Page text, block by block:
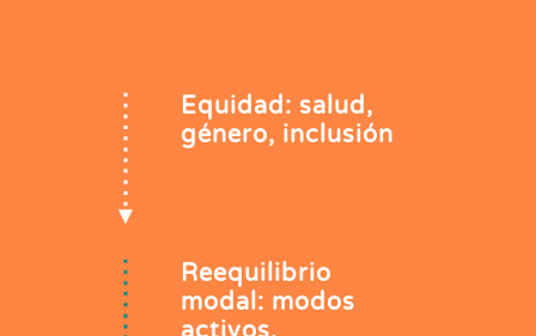
Equidad: salud,
género, inclusión
Reequilibrio
modal: modos